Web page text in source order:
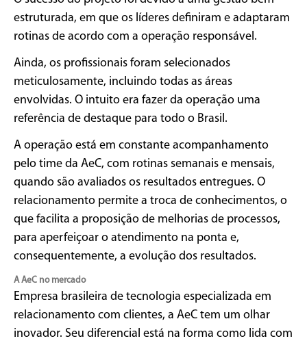
estruturada, em que os líderes definiram e adaptaram
rotinas de acordo com a operação responsável.
Ainda, os profissionais foram selecionados
meticulosamente, incluindo todas as áreas
envolvidas. O intuito era fazer da operação uma
referência de destaque para todo o Brasil.
A operação está em constante acompanhamento
pelo time da AeC, com rotinas semanais e mensais,
quando são avaliados os resultados entregues. O
relacionamento permite a troca de conhecimentos, o
que facilita a proposição de melhorias de processos,
para aperfeiçoar o atendimento na ponta e,
consequentemente, a evolução dos resultados.
A AeC no mercado
Empresa brasileira de tecnologia especializada em
relacionamento com clientes, a AeC tem um olhar
inovador. Seu diferencial está na forma como lida com